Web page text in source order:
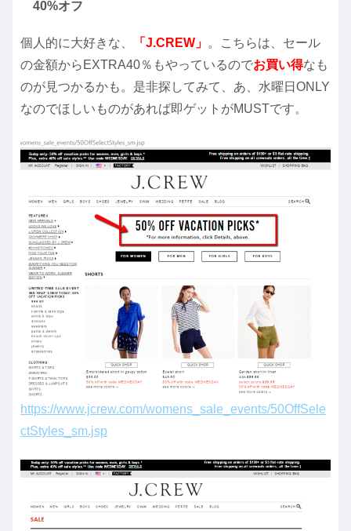
40%オフ
個人的に大好きな、 「J.CREW」 。こちらは、セール
の金額からEXTRA40％もやっているのでお買い得なも
のが見つかるかも。是非探してみて、あ、水曜日ONLY
なのでほしいものがあれば即ゲットがMUSTです。
https://www.jcrew.com/womens_sale_events/50OffSele
ctStyles_sm.jsp